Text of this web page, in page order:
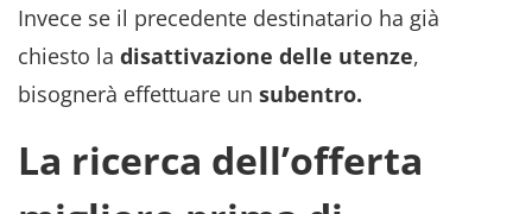
Invece se il precedente destinatario ha già
chiesto la disattivazione delle utenze,
bisognerà effettuare un subentro.
La ricerca dell’offerta